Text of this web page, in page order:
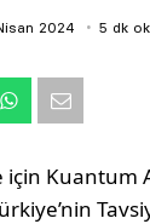
2024 5 dk
Kuantum